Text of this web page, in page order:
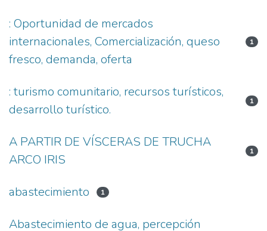
: Oportunidad de mercados
internacionales, Comercialización, queso
fresco, demanda, oferta
1
: turismo comunitario, recursos turísticos,
desarrollo turístico.
1
A PARTIR DE VÍSCERAS DE TRUCHA
ARCO IRIS
1
abastecimiento 1
Abastecimiento de agua, percepción